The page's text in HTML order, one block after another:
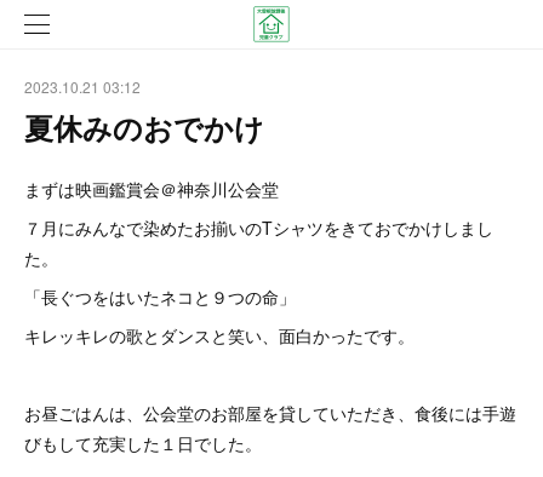
2023.10.21 03:12
夏休みのおでかけ
まずは映画鑑賞会＠神奈川公会堂
７月にみんなで染めたお揃いのTシャツをきておでかけしまし
た。
「長ぐつをはいたネコと９つの命」
キレッキレの歌とダンスと笑い、面白かったです。
お昼ごはんは、公会堂のお部屋を貸していただき、食後には手遊
びもして充実した１日でした。